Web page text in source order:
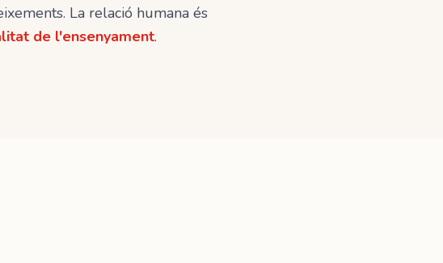
La relació humana és
de l'ensenyament.